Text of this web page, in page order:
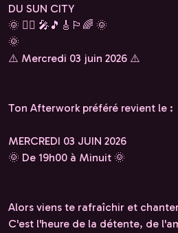
DU SUN CITY
🌞 🏳️‍🌈 🎤🎵🎸🏳️‍🌈 🌞
🌞
⚠️ Mercredi 03 juin 2026 ⚠️
Ton Afterwork préféré revient le :
MERCREDI 03 JUIN 2026
🌞 De 19h00 à Minuit 🌞
Alors viens te rafraîchir et
C'est l'heure de la détente, de